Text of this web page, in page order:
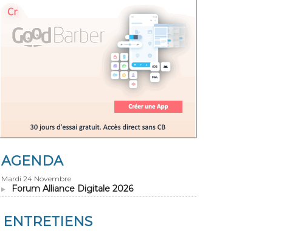
AGENDA
Mardi 24 Novembre
Forum Alliance Digitale 2026
ENTRETIENS